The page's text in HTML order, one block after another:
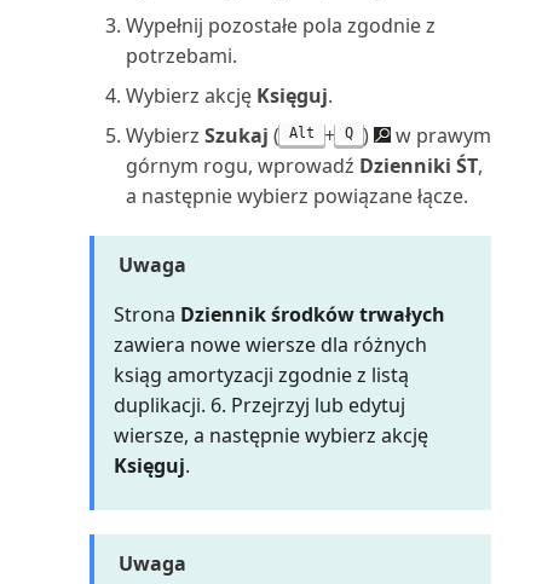
kosztów
Tolerancja płatności i tolerancja
rabatu płatni...
Transakcje zakupu z udziałem
strony trzeciej w UE
Tworzenie budżetów K/G
Tworzenie budżetów kosztów
Tworzenie faktur zaliczkowych
Usuwanie i ponowne
stosowanie zapisów zapasów
Usuwanie zapisów budżetu
kosztów
funkcji
Znajdowanie powiązanych
zapisów dla dokumentów
Znajdowanie stron i raportów za
pomocą Eksplora...
Podsumowanie odroczeń K/G
Podsumowanie odroczeń
zakupów (raport)
Pojemnik korygujący magazynu
Porównanie sald: poprzedni rok
(raport)
Poziom obciążenia serwisu
(raport)
Prognoza produkcji (raport)
Prognozowana wartość środka
Wypełnij pozostałe pola zgodnie z
potrzebami.
Wybierz akcję Księguj.
Wybierz Szukaj ( Alt + Q )
w prawym
górnym rogu, wprowadź Dzienniki ŚT,
a następnie wybierz powiązane łącze.
Uwaga
Strona Dziennik środków trwałych
zawiera nowe wiersze dla różnych
ksiąg amortyzacji zgodnie z listą
duplikacji. 6. Przejrzyj lub edytuj
wiersze, a następnie wybierz akcję
Księguj.
Uwaga